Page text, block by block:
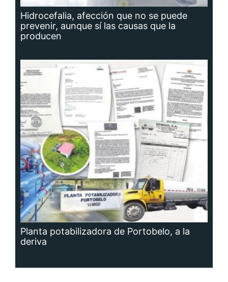
Hidrocefalia, afección que no se puede
prevenir, aunque sí las causas que la
producen
Planta potabilizadora de Portobelo, a la
deriva